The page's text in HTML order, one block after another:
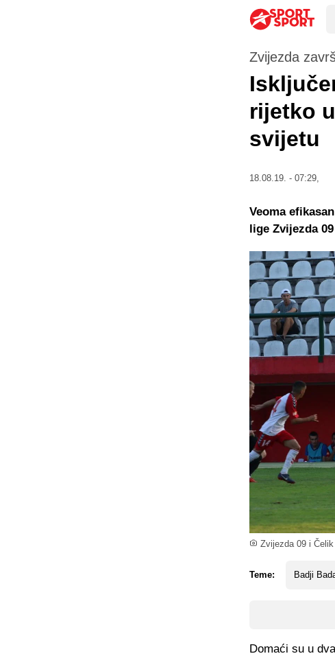
Zvijezda 09 i
Zvijezda
rijetko
svijetu
18.08.19. - 07:29,
Teme: Badji
Veoma
lige Zvijezda
Domaći su u